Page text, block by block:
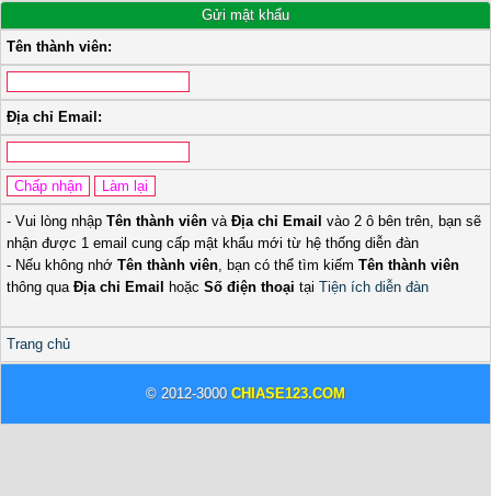
Gửi mật khẩu
Tên thành viên:
Địa chỉ Email:
- Vui lòng nhập Tên thành viên và Địa chỉ Email vào 2 ô bên trên, bạn sẽ
nhận được 1 email cung cấp mật khẩu mới từ hệ thống diễn đàn
- Nếu không nhớ Tên thành viên, bạn có thể tìm kiếm Tên thành viên
thông qua Địa chỉ Email hoặc Số điện thoại tại Tiện ích diễn đàn
Trang chủ
© 2012-3000 CHIASE123.COM